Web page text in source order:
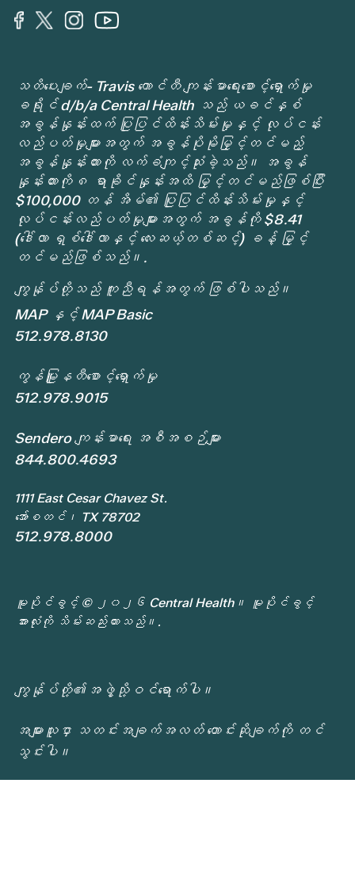
သတိပေးချက်- Travis ကောင်တီ ကျန်းမာရေးစောင့်ရှောက်မှု
ခရိုင် d/b/a Central Health သည် ယခင်နှစ်
အခွန်နှုန်းထက် ပြုပြင်ထိန်းသိမ်းမှုနှင့် လုပ်ငန်း
လည်ပတ်မှုများအတွက် အခွန်ပိုမိုမြှင့်တင်မည့်
အခွန်နှုန်းထားကို လက်ခံကျင့်သုံးခဲ့သည်။ အခွန်
နှုန်းထားကို ၈ ရာခိုင်နှုန်းအထိ မြှင့်တင်မည်ဖြစ်ပြီး
$100,000 တန် အိမ်၏ ပြုပြင်ထိန်းသိမ်းမှုနှင့်
လုပ်ငန်းလည်ပတ်မှုများအတွက် အခွန်ကို $8.41
(ဒေါ်လာ ရှစ်ဒေါ်လာနှင့် လေးဆယ့်တစ်ဆင့်) ခန့် မြှင့်
တင်မည်ဖြစ်သည်။.
ကျွန်ုပ်တို့သည် ကူညီရန်အတွက် ဖြစ်ပါသည်။
MAP နှင့် MAP Basic
512.978.8130
ကွန်မြူနတီစောင့်ရှောက်မှု
512.978.9015
Sendero ကျန်းမာရေး အစီအစဉ်များ
844.800.4693
1111 East Cesar Chavez St.
အော်စတင်၊ TX 78702
512.978.8000
မူပိုင်ခွင့် © ၂၀၂၆ Central Health။ မူပိုင်ခွင့်
အားလုံးကို သိမ်းဆည်းထားသည်။.
ကျွန်ုပ်တို့၏အဖွဲ့သို့ဝင်ရောက်ပါ။
အများသူငှာ သတင်းအချက်အလတ် တောင်းဆိုချက်ကို တင်
သွင်းပါ။